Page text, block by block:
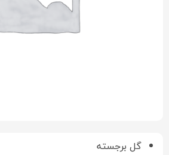
گل برجسته